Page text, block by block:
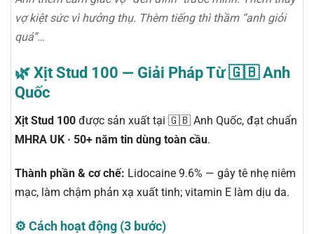
vợ kiệt sức vì hưởng thụ. Thèm tiếng thì thầm “anh giỏi
quá”…
🌿 Xịt Stud 100 — Giải Pháp Từ 🇬🇧 Anh
Quốc
Xịt Stud 100 được sản xuất tại 🇬🇧 Anh Quốc, đạt chuẩn
MHRA UK · 50+ năm tin dùng toàn cầu.
Thành phần & cơ chế: Lidocaine 9.6% — gây tê nhẹ niêm
mạc, làm chậm phản xạ xuất tinh; vitamin E làm dịu da.
⚙️ Cách hoạt động (3 bước)